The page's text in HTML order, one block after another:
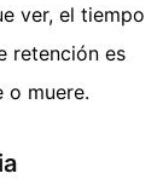
ver, el tiempo
retención es
o muere.